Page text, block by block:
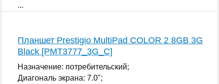
...
Планшет Prestigio MultiPad COLOR 2 8GB 3G
Black [PMT3777_3G_C]
Назначение: потребительский;
Диагональ экрана: 7.0";